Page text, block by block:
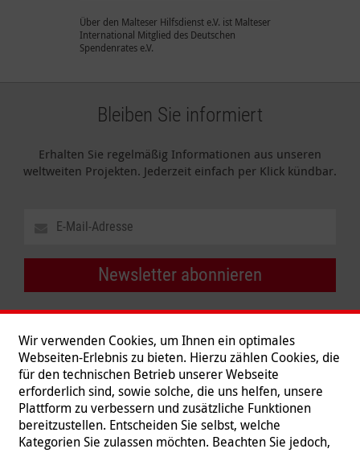
Über den Malteser Hilfsdienst e.V. ist Malteser
International Mitglied des Deutschen
Spendenrates e.V.
Bleiben Sie informiert
Erhalten Sie regelmäßig Informationen aus unseren
weltweiten Projekten. Jederzeit einfach per Klick kündbar.
Newsletter abonnieren
Wir verwenden Cookies, um Ihnen ein optimales
Webseiten-Erlebnis zu bieten. Hierzu zählen Cookies, die
für den technischen Betrieb unserer Webseite
erforderlich sind, sowie solche, die uns helfen, unsere
Plattform zu verbessern und zusätzliche Funktionen
bereitzustellen. Entscheiden Sie selbst, welche
Kategorien Sie zulassen möchten. Beachten Sie jedoch,